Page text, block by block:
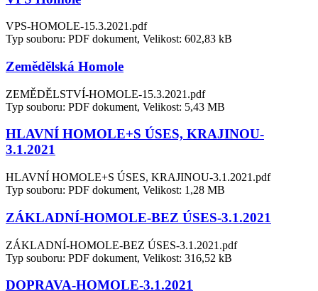
VPS-HOMOLE-15.3.2021.pdf
Typ souboru: PDF dokument, Velikost: 602,83 kB
Zemědělská Homole
ZEMĚDĚLSTVÍ-HOMOLE-15.3.2021.pdf
Typ souboru: PDF dokument, Velikost: 5,43 MB
HLAVNÍ HOMOLE+S ÚSES, KRAJINOU-
3.1.2021
HLAVNÍ HOMOLE+S ÚSES, KRAJINOU-3.1.2021.pdf
Typ souboru: PDF dokument, Velikost: 1,28 MB
ZÁKLADNÍ-HOMOLE-BEZ ÚSES-3.1.2021
ZÁKLADNÍ-HOMOLE-BEZ ÚSES-3.1.2021.pdf
Typ souboru: PDF dokument, Velikost: 316,52 kB
DOPRAVA-HOMOLE-3.1.2021